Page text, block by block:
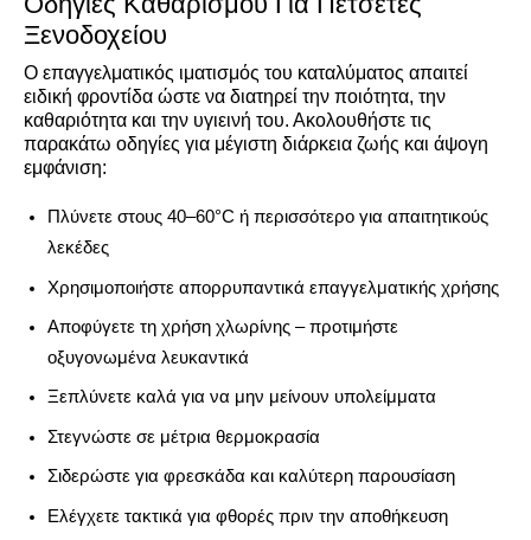
Ξενοδοχείου
Ο επαγγελματικός ιματισμός του καταλύματος απαιτεί
ειδική φροντίδα ώστε να διατηρεί την ποιότητα, την
καθαριότητα και την υγιεινή του. Ακολουθήστε τις
παρακάτω οδηγίες για μέγιστη διάρκεια ζωής και άψογη
εμφάνιση:
Πλύνετε στους 40–60°C ή περισσότερο για απαιτητικούς
λεκέδες
Χρησιμοποιήστε απορρυπαντικά επαγγελματικής χρήσης
Αποφύγετε τη χρήση χλωρίνης – προτιμήστε
οξυγονωμένα λευκαντικά
Ξεπλύνετε καλά για να μην μείνουν υπολείμματα
Στεγνώστε σε μέτρια θερμοκρασία
Σιδερώστε για φρεσκάδα και καλύτερη παρουσίαση
Ελέγχετε τακτικά για φθορές πριν την αποθήκευση